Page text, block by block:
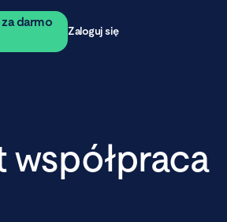
darmo
Zaloguj się
współpraca